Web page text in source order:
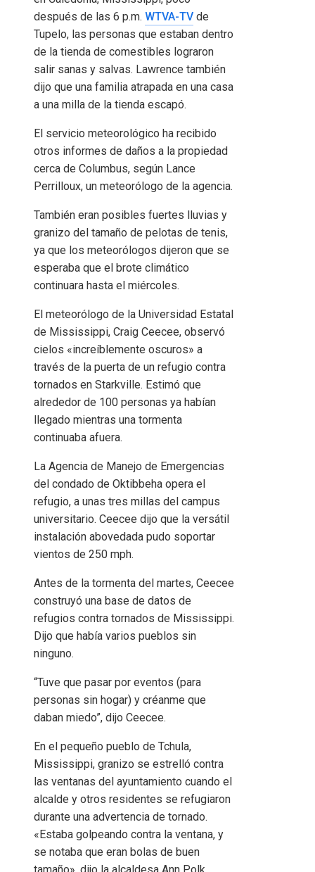
después de las 6 p.m. WTVA-TV de
Tupelo, las personas que estaban dentro
de la tienda de comestibles lograron
salir sanas y salvas. Lawrence también
dijo que una familia atrapada en una casa
a una milla de la tienda escapó.
El servicio meteorológico ha recibido
otros informes de daños a la propiedad
cerca de Columbus, según Lance
Perrilloux, un meteorólogo de la agencia.
También eran posibles fuertes lluvias y
granizo del tamaño de pelotas de tenis,
ya que los meteorólogos dijeron que se
esperaba que el brote climático
continuara hasta el miércoles.
El meteorólogo de la Universidad Estatal
de Mississippi, Craig Ceecee, observó
cielos «increíblemente oscuros» a
través de la puerta de un refugio contra
tornados en Starkville. Estimó que
alrededor de 100 personas ya habían
llegado mientras una tormenta
continuaba afuera.
La Agencia de Manejo de Emergencias
del condado de Oktibbeha opera el
refugio, a unas tres millas del campus
universitario. Ceecee dijo que la versátil
instalación abovedada pudo soportar
vientos de 250 mph.
Antes de la tormenta del martes, Ceecee
construyó una base de datos de
refugios contra tornados de Mississippi.
Dijo que había varios pueblos sin
ninguno.
“Tuve que pasar por eventos (para
personas sin hogar) y créanme que
daban miedo”, dijo Ceecee.
En el pequeño pueblo de Tchula,
Mississippi, granizo se estrelló contra
las ventanas del ayuntamiento cuando el
alcalde y otros residentes se refugiaron
durante una advertencia de tornado.
«Estaba golpeando contra la ventana, y
se notaba que eran bolas de buen